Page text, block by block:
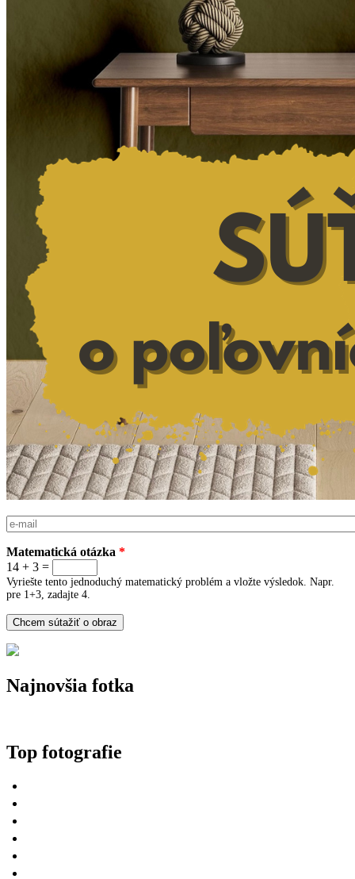
E-mail
Matematická otázka *
14 + 3 =
Vyriešte tento jednoduchý matematický problém a vložte výsledok. Napr.
pre 1+3, zadajte 4.
Najnovšia fotka
Top fotografie